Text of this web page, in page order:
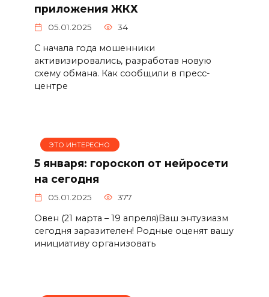
приложения ЖКХ
05.01.2025 34
С начала года мошенники
активизировались, разработав новую
схему обмана. Как сообщили в пресс-
центре
ЭТО ИНТЕРЕСНО
5 января: гороскоп от нейросети
на сегодня
05.01.2025 377
Овен (21 марта – 19 апреля)Ваш энтузиазм
сегодня заразителен! Родные оценят вашу
инициативу организовать